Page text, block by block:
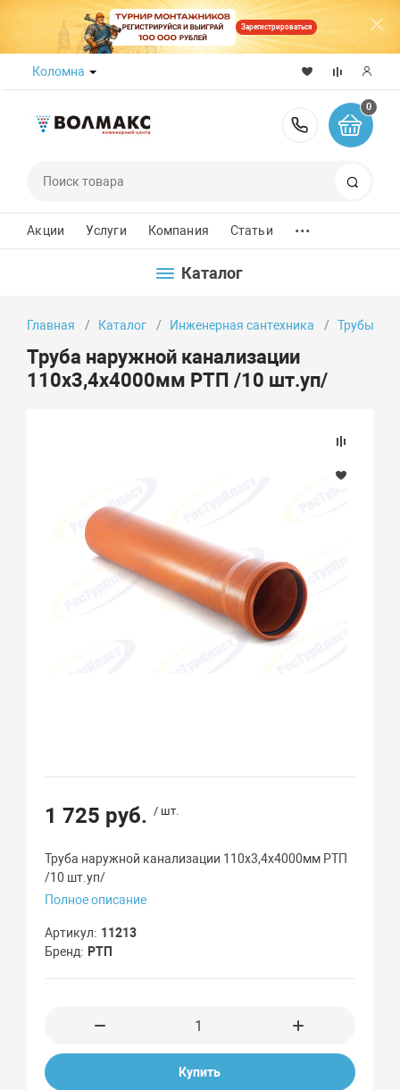
Зарегистрироваться
Коломна
8 (800)
0
Акции Услуги Компания Статьи ...
Каталог
Главная Каталог Инженерная сантехника Трубы
Труба наружной канализации
110х3,4х4000мм РТП /10 шт.уп/
1 725 руб. / шт.
Труба наружной канализации 110х3,4х4000мм РТП
/10 шт.уп/
Полное описание
Артикул
11213
Бренд
РТП
Купить